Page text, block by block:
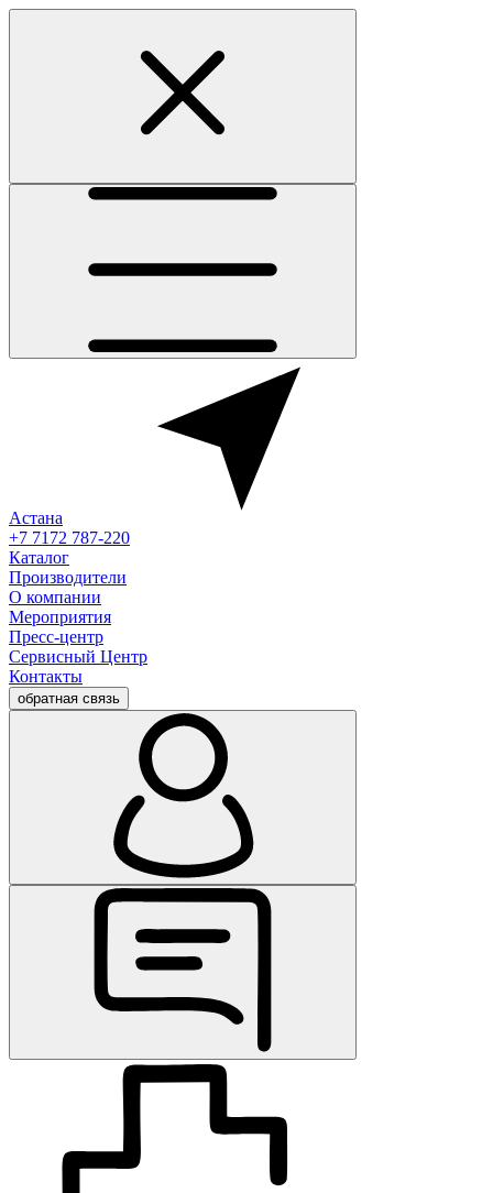
Астана
+7 7172 787-220
Каталог
Производители
О компании
Мероприятия
Пресс-центр
Сервисный Центр
Контакты
обратная связь